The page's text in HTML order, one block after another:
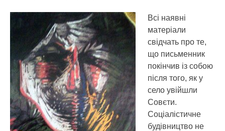
Всі наявні
матеріали
свідчать про те,
що письменник
покінчив із собою
після того, як у
село увійшли
Совєти.
Соціалістичне
будівництво не